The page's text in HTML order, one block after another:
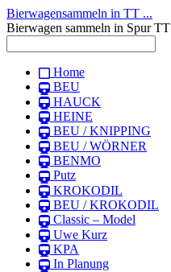
Bierwagensammeln in TT ...
Bierwagen sammeln in Spur TT
Home
BEU
HAUCK
HEINE
BEU / KNIPPING
BEU / WÖRNER
BENMO
Putz
KROKODIL
BEU / KROKODIL
Classic – Model
Uwe Kurz
KPA
In Planung